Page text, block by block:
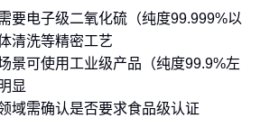
要电子级二氧化硫（纯度99.999%以
清洗等精密工艺
景可使用工业级产品（纯度99.9%左
显
域需确认是否要求食品级认证